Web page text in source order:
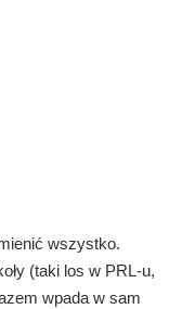
wszystko.
(taki los w PRL-u,
wpada w sam